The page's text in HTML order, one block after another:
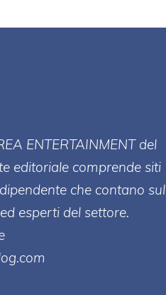
ENTERTAINMENT del
editoriale comprende siti
che contano sul
esperti del settore.